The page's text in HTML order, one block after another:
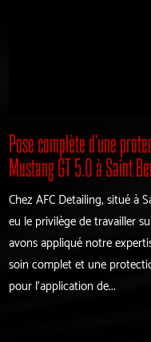
Pose complète d'une
Mustang GT 5.0 à Saint
Chez AFC Detailing, situé à
eu le privilège de travailler
avons appliqué notre
soin complet et une
pour l'application de...